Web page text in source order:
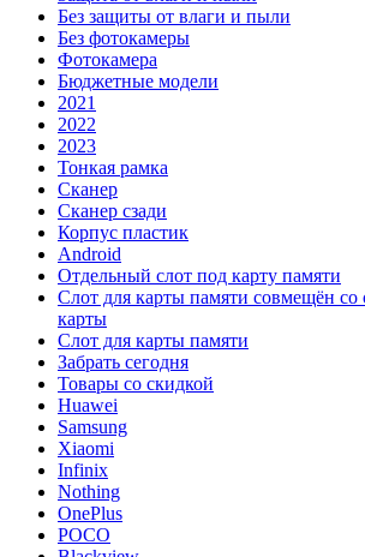
Без защиты от влаги и пыли
Без фотокамеры
Фотокамера
Бюджетные модели
2021
2022
2023
Тонкая рамка
Сканер
Сканер сзади
Корпус пластик
Android
Отдельный слот под карту памяти
Слот для карты памяти совмещён со
карты
Слот для карты памяти
Забрать сегодня
Товары со скидкой
Huawei
Samsung
Xiaomi
Infinix
Nothing
OnePlus
POCO